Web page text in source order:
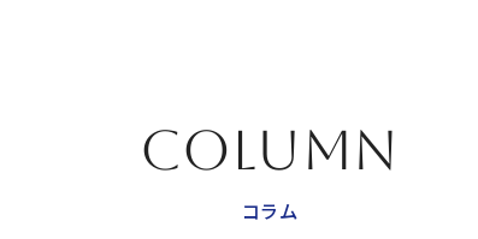
COLUMN
コラム